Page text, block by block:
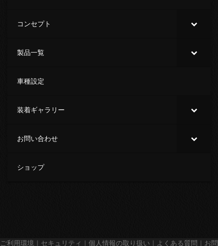
コンセプト
製品一覧
車種設定
装着ギャラリー
お問い合わせ
ショップ
ご利用環境 ｜ セキュリティ ｜ 個人情報の取り扱い ｜ よくある質問 ｜ お問